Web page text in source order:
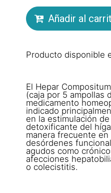
Añadir al
Producto disponible
El Hepar
(caja por 5 ampollas
medicamento
indicado
en la estimulación
detoxificante del
manera frecuente
desórdenes
agudos como
afecciones
o colecistitis.